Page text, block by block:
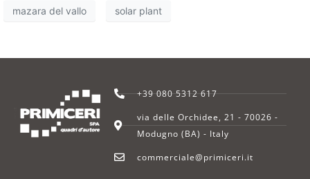
mazara del vallo solar plant
+39 080 5312 617
via delle Orchidee, 21 - 70026 -
Modugno (BA) - Italy
commerciale@primiceri.it